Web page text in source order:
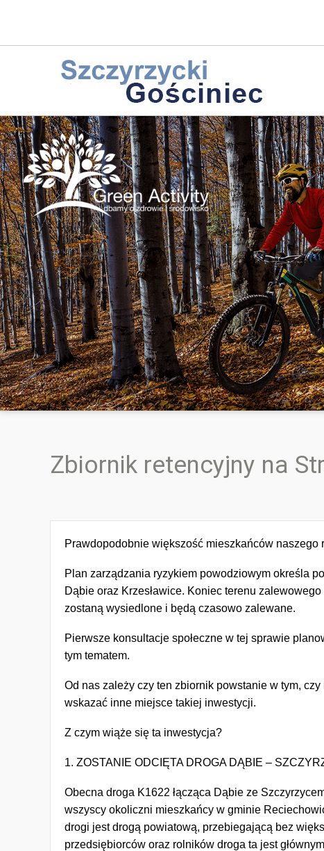
Zbiornik retencyjny na
Prawdopodobnie większość mieszkańców
Plan zarządzania ryzykiem powodziowym określa
Dąbie oraz Krzesławice. Koniec terenu
zostaną wysiedlone i będą czasowo zalewane.
Pierwsze konsultacje społeczne w tej sprawie
tym tematem.
Od nas zależy czy ten zbiornik powstanie w tym,
wskazać inne miejsce takiej inwestycji.
Z czym wiąże się ta inwestycja?
1. ZOSTANIE ODCIĘTA DROGA DĄBIE –
Obecna droga K1622 łącząca Dąbie ze
wszyscy okoliczni mieszkańcy w gminie
drogi jest drogą powiatową, przebiegającą bez
przedsiębiorców oraz rolników droga ta jest